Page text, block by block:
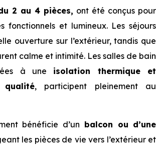
2 au 4 pièces, ont été conçus pour
fonctionnels et lumineux. Les séjours
ouverture sur l’extérieur, tandis que
calme et intimité. Les salles de bain
à une isolation thermique et
qualité, participent pleinement au
bénéficie d’un balcon ou d’une
les pièces de vie vers l’extérieur et